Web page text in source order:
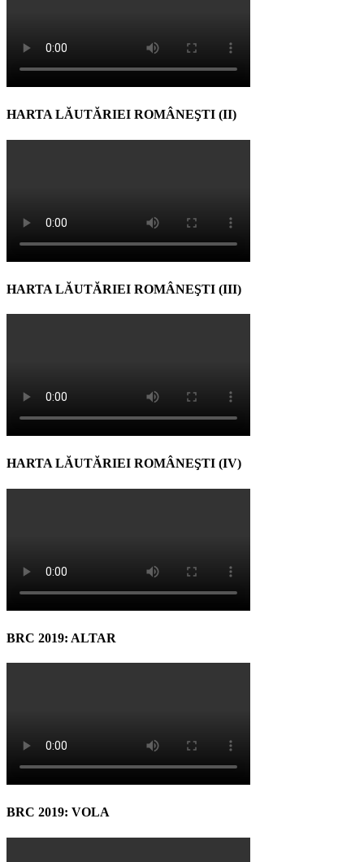
HARTA LĂUTĂRIEI ROMÂNEŞTI (II)
HARTA LĂUTĂRIEI ROMÂNEŞTI (III)
HARTA LĂUTĂRIEI ROMÂNEŞTI (IV)
BRC 2019: ALTAR
BRC 2019: VOLA